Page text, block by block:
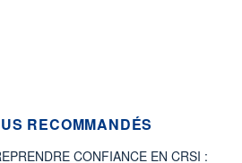
RECOMMANDÉS
CONFIANCE EN CRSI :